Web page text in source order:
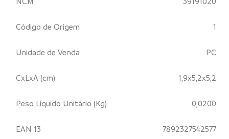
Código de Origem 1
Unidade de Venda PC
CxLxA (cm) 1,9x5,2x5,2
Peso Líquido Unitário (Kg) 0,0200
EAN 13 7892327542577